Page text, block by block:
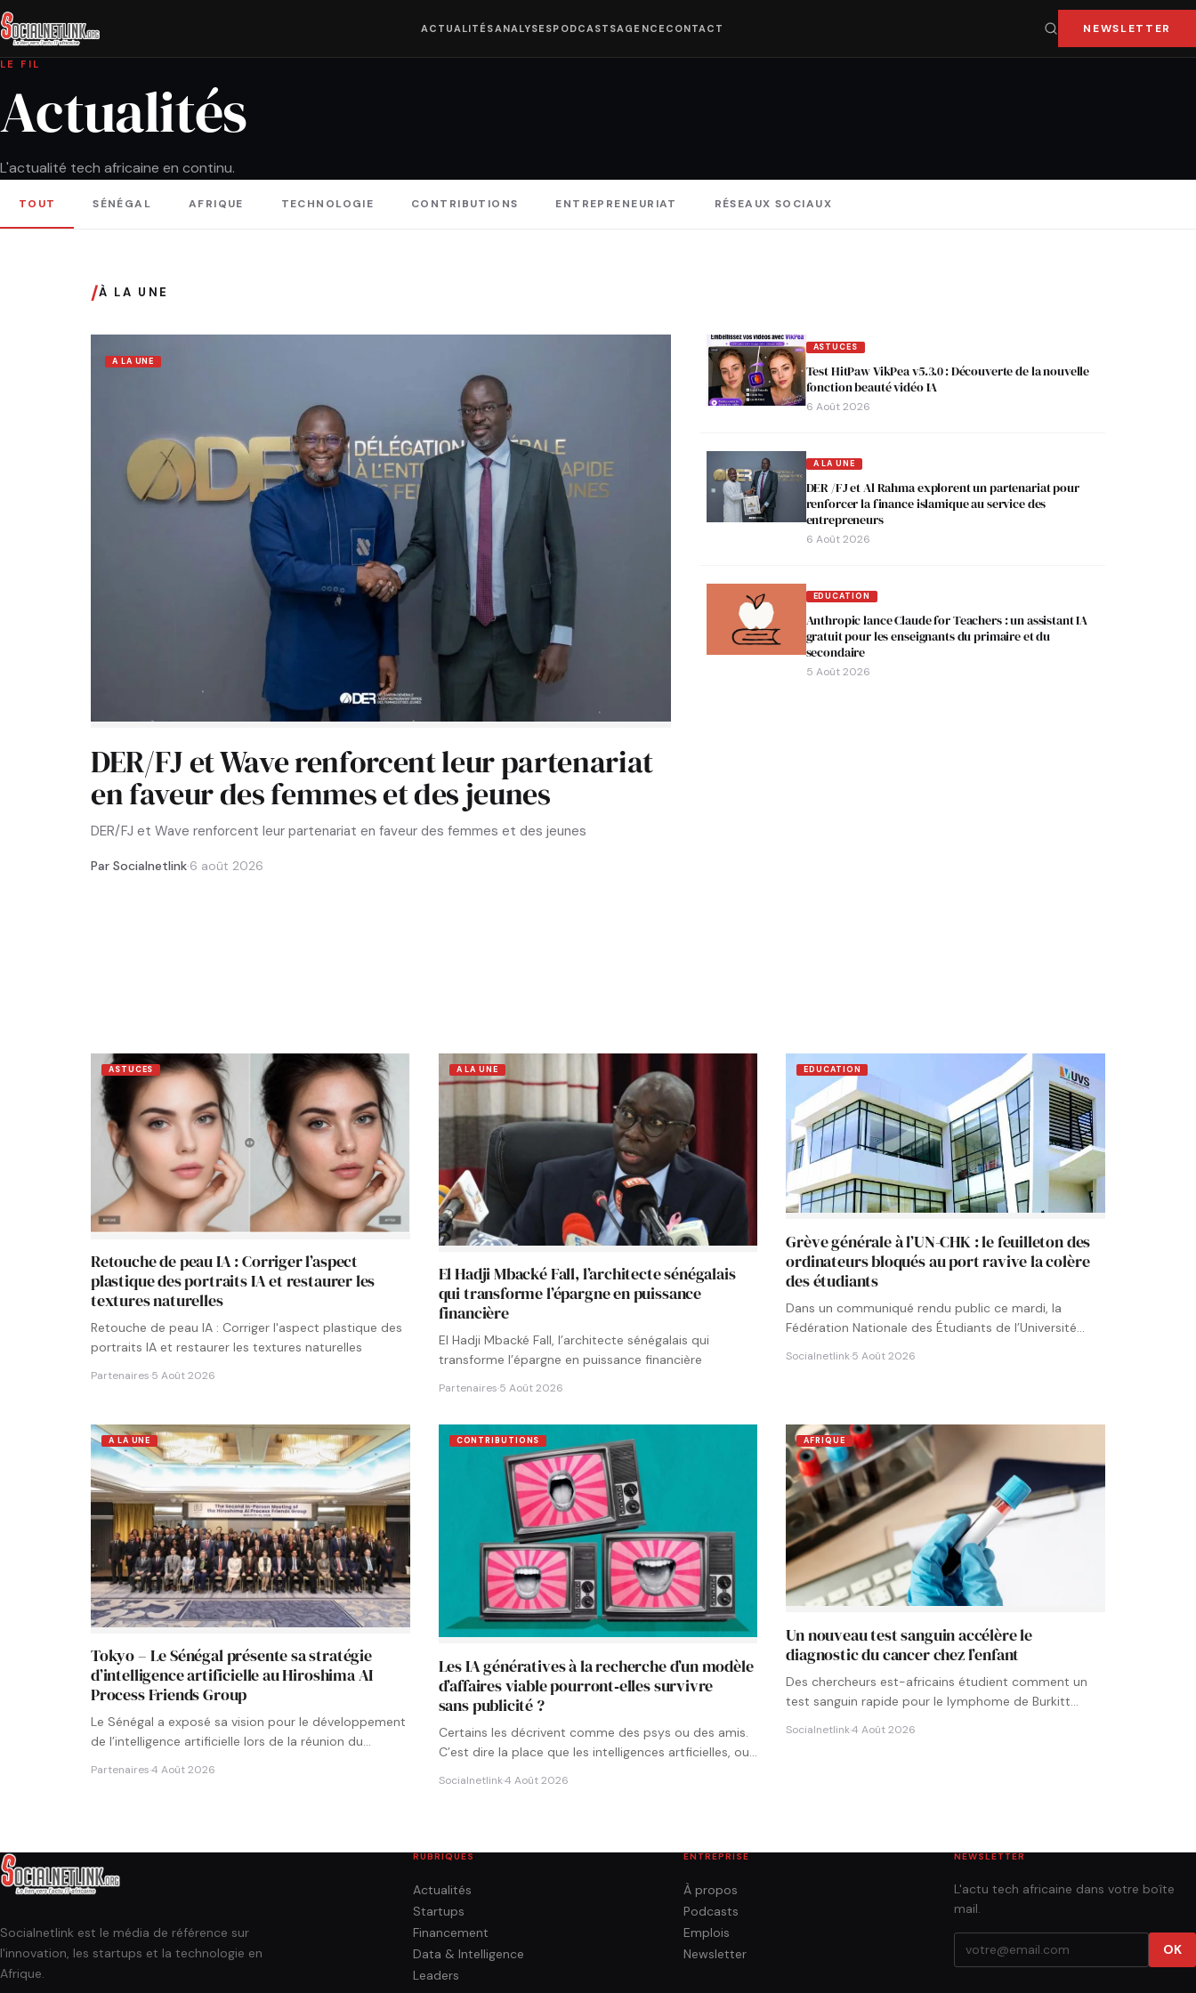
ACTUALITÉSANALYSESPODCASTSAGENCE CONTACT NEWSLETTER
LE FIL
Actualités
L'actualité tech africaine en continu.
TOUT SÉNÉGAL AFRIQUE TECHNOLOGIE CONTRIBUTIONS ENTREPRENEURIAT RÉSEAUX SOCIAUX
/À LA UNE
A LA UNE
DER/FJ et Wave renforcent leur partenariat
en faveur des femmes et des jeunes
DER/FJ et Wave renforcent leur partenariat en faveur des femmes et des jeunes
Par Socialnetlink·6 août 2026
ASTUCES
Test HitPaw VikPea v5.3.0 : Découverte de la nouvelle
fonction beauté vidéo IA
6 Août 2026
A LA UNE
DER /FJ et Al Rahma explorent un partenariat pour
renforcer la finance islamique au service des
entrepreneurs
6 Août 2026
EDUCATION
Anthropic lance Claude for Teachers : un assistant IA
gratuit pour les enseignants du primaire et du
secondaire
5 Août 2026
ASTUCES
Retouche de peau IA : Corriger l’aspect
plastique des portraits IA et restaurer les
textures naturelles
Retouche de peau IA : Corriger l'aspect plastique des
portraits IA et restaurer les textures naturelles
Partenaires·5 Août 2026
A LA UNE
El Hadji Mbacké Fall, l’architecte sénégalais
qui transforme l’épargne en puissance
financière
El Hadji Mbacké Fall, l’architecte sénégalais qui
transforme l’épargne en puissance financière
Partenaires·5 Août 2026
EDUCATION
Grève générale à l’UN-CHK : le feuilleton des
ordinateurs bloqués au port ravive la colère
des étudiants
Dans un communiqué rendu public ce mardi, la
Fédération Nationale des Étudiants de l’Université
Socialnetlink·5 Août 2026
A LA UNE
Tokyo – Le Sénégal présente sa stratégie
d’intelligence artificielle au Hiroshima AI
Process Friends Group
Le Sénégal a exposé sa vision pour le développement
de l’intelligence artificielle lors de la réunion du
Partenaires·4 Août 2026
CONTRIBUTIONS
Les IA génératives à la recherche d’un modèle
d’affaires viable pourront‑elles survivre
sans publicité ?
Certains les décrivent comme des psys ou des amis.
C’est dire la place que les intelligences artficielles, ou…
Socialnetlink·4 Août 2026
AFRIQUE
Un nouveau test sanguin accélère le
diagnostic du cancer chez l’enfant
Des chercheurs est-africains étudient comment un
test sanguin rapide pour le lymphome de Burkitt
Socialnetlink·4 Août 2026
Socialnetlink est le média de référence sur
l'innovation, les startups et la technologie en
Afrique.
RUBRIQUES
Actualités
Startups
Financement
Data & Intelligence
Leaders
ENTREPRISE
À propos
Podcasts
Emplois
Newsletter
NEWSLETTER
L'actu tech africaine dans votre boîte
mail.
OK